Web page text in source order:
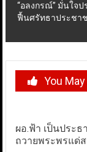
“อลงกรณ์” มั่นใจ
ฟื้นศรัทธาประชา
You
ผอ.ฟ้า เป็นประ
ถวายพระพรแด่